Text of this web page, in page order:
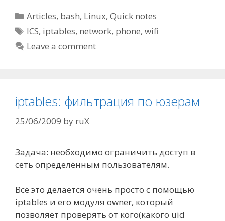
Categories
Articles, bash, Linux,Quick notes
Tags
ICS, iptables, network, phone,wifi
Leave a comment
iptables: фильтрация по юзерам
25/06/2009 by ruX
Задача: необходимо ограничить доступ в
сеть определённым пользователям.
Всё это делается очень просто с помощью
iptables и его модуля owner, который
позволяет проверять от кого(какого uid